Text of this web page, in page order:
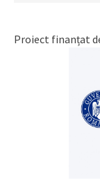
Proiect finanțat